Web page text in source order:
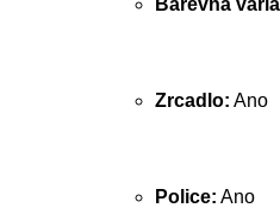
Barevná
Zrcadlo: Ano
Police: Ano